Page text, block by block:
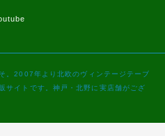
。2007年より北欧のヴィンテージテーブ
サイトです。神戸・北野に実店舗がござ